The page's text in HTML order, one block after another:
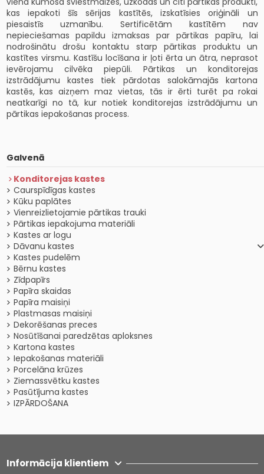
kas iepakoti šīs sērijas kastītēs, izskatīsies oriģināli un
piesaistīs uzmanību. Sertificētām kastītēm nav
nepieciešamas papildu izmaksas par pārtikas papīru, lai
nodrošinātu drošu kontaktu starp pārtikas produktu un
kastītes virsmu. Kastīšu locīšana ir ļoti ērta un ātra, neprasot
ievērojamu cilvēka piepūli. Pārtikas un konditorejas
izstrādājumu kastes tiek pārdotas salokāmajās kartona
kastēs, kas aizņem maz vietas, tās ir ērti turēt pa rokai
neatkarīgi no tā, kur notiek konditorejas izstrādājumu un
pārtikas iepakošanas process.
Galvenā
Konditorejas kastes
Caurspīdīgas kastes
Kūku paplātes
Vienreizlietojamie pārtikas trauki
Pārtikas iepakojuma materiāli
Kastes ar logu
Dāvanu kastes
Kastes pudelēm
Bērnu kastes
Zīdpapīrs
Papīra skaidas
Papīra maisiņi
Plastmasas maisiņi
Dekorēšanas preces
Nosūtīšanai paredzētas aploksnes
Kartona kastes
Iepakošanas materiāli
Porcelāna krūzes
Ziemassvētku kastes
Pasūtījuma kastes
IZPĀRDOŠANA
Informācija klientiem